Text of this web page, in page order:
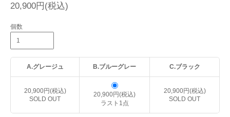
20,900円(税込)
個数
A.グレージュ B.ブルーグレー C.ブラック
20,900円(税込)
SOLD OUT
20,900円(税込)
ラスト1点
20,900円(税込)
SOLD OUT